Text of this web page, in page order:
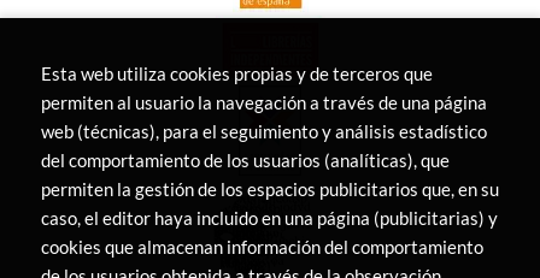
Esta web utiliza cookies propias y de terceros que
permiten al usuario la navegación a través de una página
web (técnicas), para el seguimiento y análisis estadístico
del comportamiento de los usuarios (analíticas), que
permiten la gestión de los espacios publicitarios que, en su
caso, el editor haya incluido en una página (publicitarias) y
cookies que almacenan información del comportamiento